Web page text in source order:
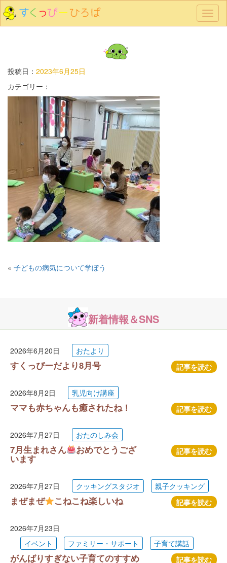
メ
ニ
投稿日： 2023年6月25日
カテゴリー：
« 子どもの病気について学ぼう
新着情報＆SNS
2026年6月20日 おたより
すくっぴーだより8月号 記事を読む
2026年8月2日 乳児向け講座
ママも赤ちゃんも癒されたね！ 記事を読む
2026年7月27日 おたのしみ会
7月生まれさん おめでとうござ
います
記事を読む
2026年7月27日 クッキングスタジオ 親子クッキング
まぜまぜ こねこね楽しいね 記事を読む
2026年7月23日
イベント
ファミリー・サポート 子育て講話
がんばりすぎない子育てのすすめ 記事を読む